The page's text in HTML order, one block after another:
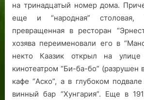
на тринадцатый номер дома.
еще и “народная” столовая,
превращенная в ресторан
хозява переименовали его в
некто Каазик открыл на
кинотеатром “Би-ба-бо” (разрушен
кафе “Аско”, а в глубоком
винный бар “Хунгария”. Еще в